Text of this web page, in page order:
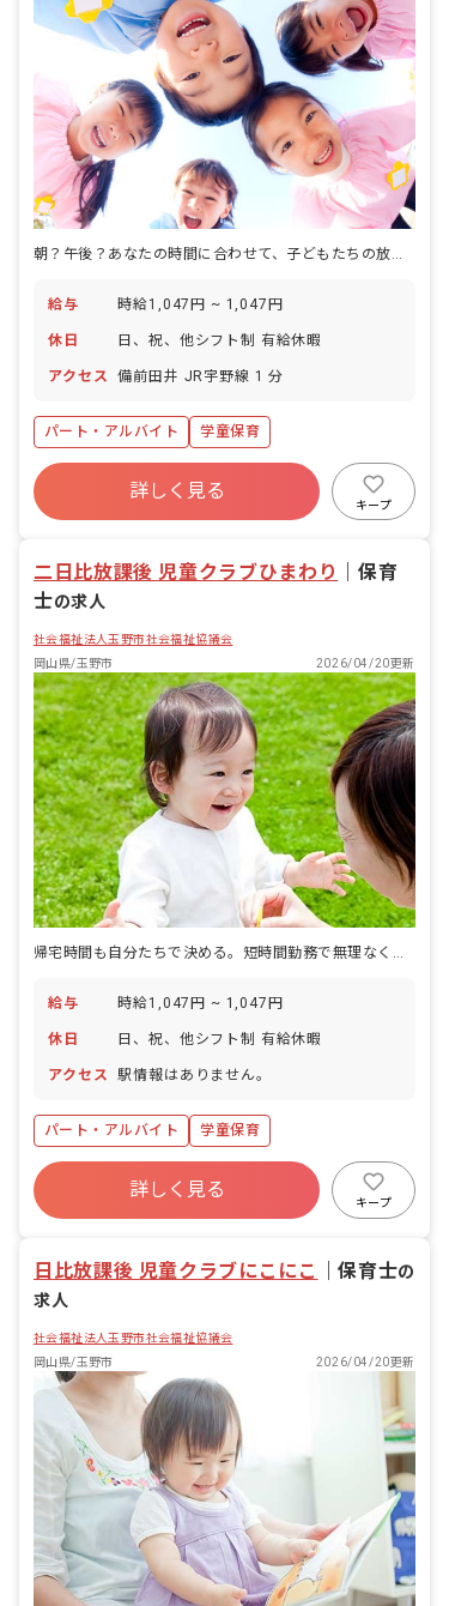
朝？午後？あなたの時間に合わせて、子どもたちの放課後を支えます。
給与 時給1,047円 ~ 1,047円
休日 日、祝、他シフト制 有給休暇
アクセス 備前田井 JR宇野線 1 分
パート・アルバイト 学童保育
詳しく見る
キープ
二日比放課後 児童クラブひまわり
保育
士の求人
社会福祉法人玉野市社会福祉協議会
岡山県/玉野市
2026/04/20更新
帰宅時間も自分たちで決める。短時間勤務で無理なく続ける学童保育
給与 時給1,047円 ~ 1,047円
休日 日、祝、他シフト制 有給休暇
アクセス 駅情報はありません。
パート・アルバイト 学童保育
詳しく見る
キープ
日比放課後 児童クラブにこにこ ｜保育士の
求人
社会福祉法人玉野市社会福祉協議会
岡山県/玉野市
2026/04/20更新